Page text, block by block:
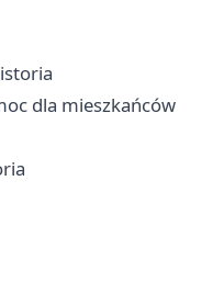
dla mieszkańców